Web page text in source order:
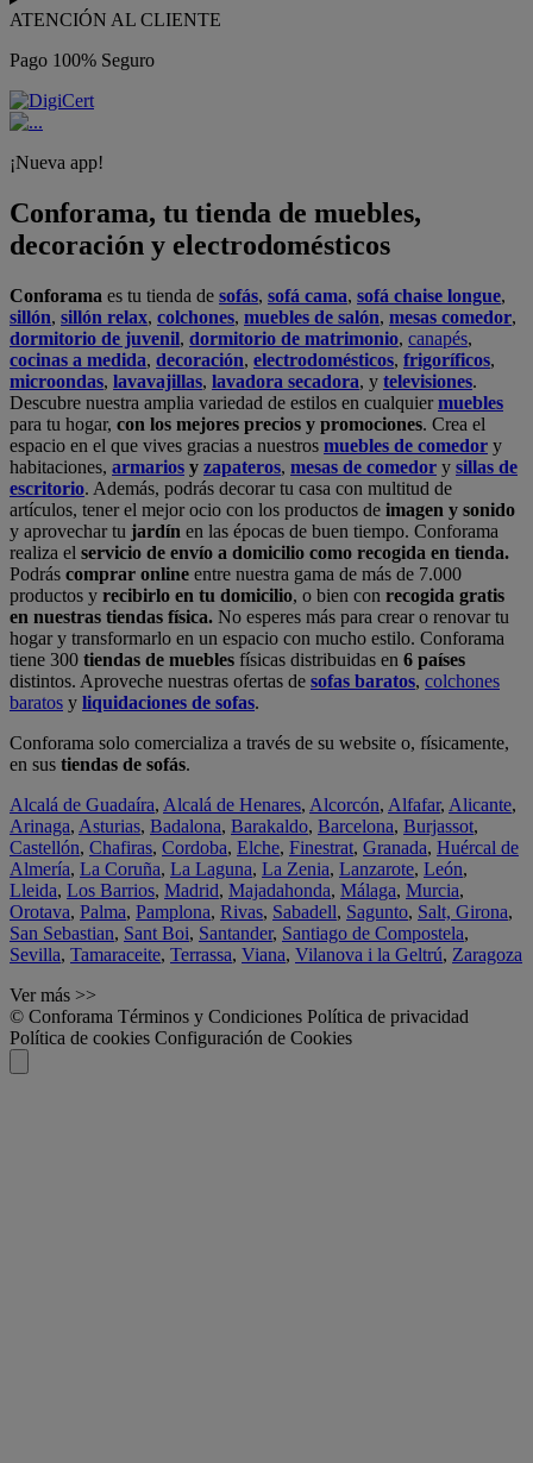
ATENCIÓN AL CLIENTE
Pago 100% Seguro
¡Nueva app!
Conforama, tu tienda de muebles,
decoración y electrodomésticos
Conforama es tu tienda de sofás, sofá cama, sofá chaise longue,
sillón, sillón relax, colchones, muebles de salón, mesas comedor,
dormitorio de juvenil, dormitorio de matrimonio, canapés,
cocinas a medida, decoración, electrodomésticos, frigoríficos,
microondas, lavavajillas, lavadora secadora, y televisiones.
Descubre nuestra amplia variedad de estilos en cualquiermuebles
para tu hogar, con los mejores precios y promociones. Crea el
espacio en el que vives gracias a nuestros muebles de comedor y
habitaciones, armarios y zapateros, mesas de comedor y sillas de
escritorio. Además, podrás decorar tu casa con multitud de
artículos, tener el mejor ocio con los productos de imagen y sonido
y aprovechar tu jardín en las épocas de buen tiempo. Conforama
realiza el servicio de envío a domicilio como recogida en tienda.
Podrás comprar online entre nuestra gama de más de 7.000
productos y recibirlo en tu domicilio, o bien con recogida gratis
en nuestras tiendas física. No esperes más para crear o renovar tu
hogar y transformarlo en un espacio con mucho estilo. Conforama
tiene 300 tiendas de muebles físicas distribuidas en 6 países
distintos. Aproveche nuestras ofertas de sofas baratos, colchones
baratos y liquidaciones de sofas.
Conforama solo comercializa a través de su website o, físicamente,
en sus tiendas de sofás.
Alcalá de Guadaíra, Alcalá de Henares, Alcorcón, Alfafar, Alicante,
Arinaga, Asturias, Badalona, Barakaldo, Barcelona, Burjassot,
Castellón, Chafiras, Cordoba, Elche, Finestrat, Granada, Huércal de
Almería, La Coruña, La Laguna, La Zenia, Lanzarote, León,
Lleida, Los Barrios, Madrid, Majadahonda, Málaga, Murcia,
Orotava, Palma, Pamplona, Rivas, Sabadell, Sagunto, Salt, Girona,
San Sebastian, Sant Boi, Santander, Santiago de Compostela,
Sevilla, Tamaraceite, Terrassa, Viana, Vilanova i la Geltrú, Zaragoza
Ver más >>
© Conforama Términos y Condiciones Política de privacidad
Política de cookies Configuración de Cookies